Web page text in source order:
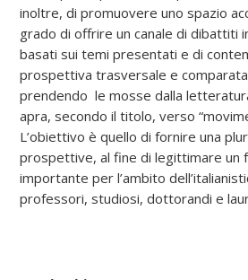
inoltre, di promuovere uno spazio
grado di offrire un canale di dibattiti
basati sui temi presentati e di
prospettiva trasversale e
prendendo le mosse dalla
apra, secondo il titolo, verso
L’obiettivo è quello di fornire una
prospettive, al fine di legittimare un
importante per l’ambito
professori, studiosi, dottorandi e